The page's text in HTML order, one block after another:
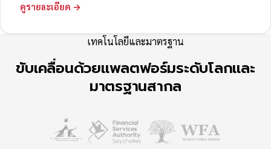
ดูรายละเอียด →
เทคโนโลยีและมาตรฐาน
ขับเคลื่อนด้วยแพลตฟอร์มระดับโลกและ
มาตรฐานสากล